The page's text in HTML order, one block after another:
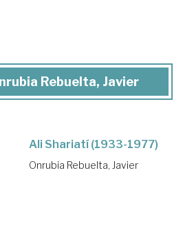
Rebuelta, Javier
Ali Shariatí (1933-1977)
Onrubia Rebuelta, Javier